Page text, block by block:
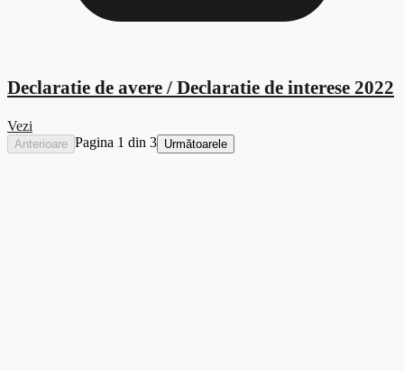
Declaratie de avere / Declaratie de interese 2022
Vezi
Anterioare Pagina 1 din 3 Următoarele